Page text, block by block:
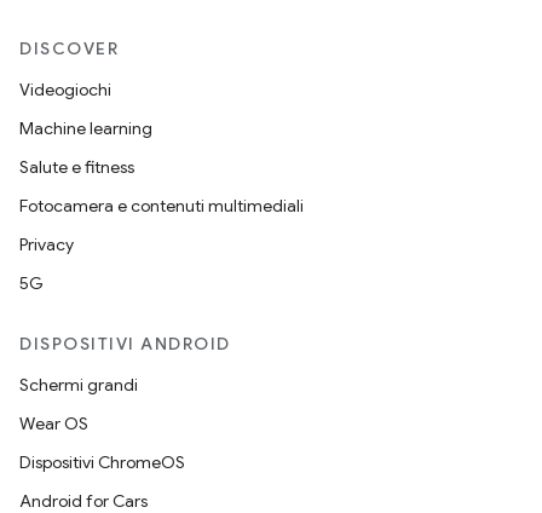
DISCOVER
Videogiochi
Machine learning
Salute e fitness
Fotocamera e contenuti multimediali
Privacy
5G
DISPOSITIVI ANDROID
Schermi grandi
Wear OS
Dispositivi ChromeOS
Android for Cars